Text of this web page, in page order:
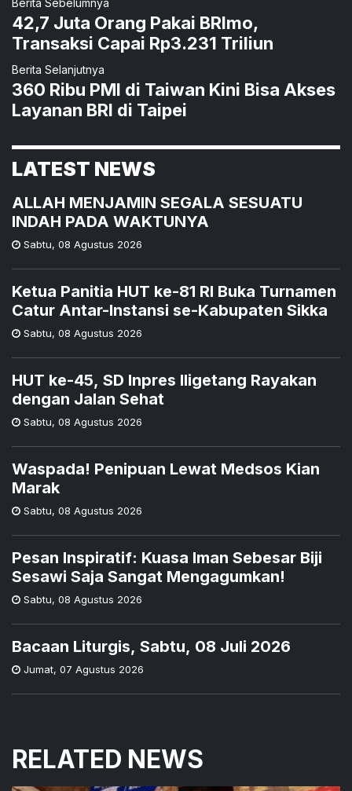
42,7 Juta Orang Pakai BRImo,
Transaksi Capai Rp3.231 Triliun
Berita Selanjutnya
360 Ribu PMI di Taiwan Kini Bisa Akses
Layanan BRI di Taipei
LATEST NEWS
ALLAH MENJAMIN SEGALA SESUATU
INDAH PADA WAKTUNYA
Sabtu, 08 Agustus 2026
Ketua Panitia HUT ke-81 RI Buka Turnamen
Catur Antar-Instansi se-Kabupaten Sikka
Sabtu, 08 Agustus 2026
HUT ke-45, SD Inpres Iligetang Rayakan
dengan Jalan Sehat
Sabtu, 08 Agustus 2026
Waspada! Penipuan Lewat Medsos Kian
Marak
Sabtu, 08 Agustus 2026
Pesan Inspiratif: Kuasa Iman Sebesar Biji
Sesawi Saja Sangat Mengagumkan!
Sabtu, 08 Agustus 2026
Bacaan Liturgis, Sabtu, 08 Juli 2026
Jumat, 07 Agustus 2026
RELATED NEWS